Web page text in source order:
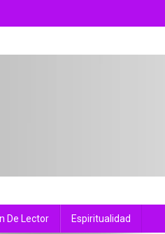
De Lector Espiritualidad